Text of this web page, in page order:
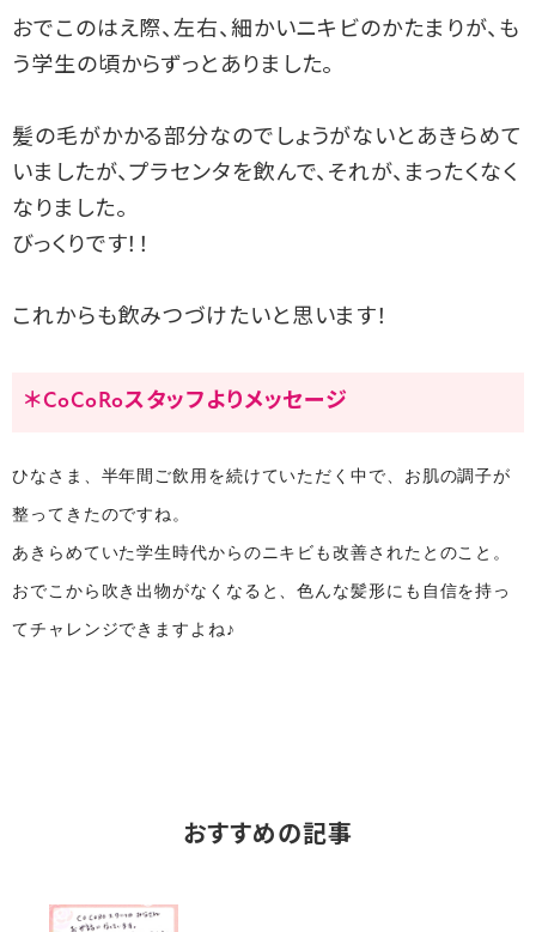
おでこのはえ際、左右、細かいニキビのかたまりが、も
う学生の頃からずっとありました。
髪の毛がかかる部分なのでしょうがないとあきらめて
いましたが、プラセンタを飲んで、 それが、まったくなく
なりました。
びっくりです！！
これからも飲みつづけたいと思います！
＊CoCoRoスタッフよりメッセージ
ひなさま、半年間ご飲用を続けていただく中で、お肌の調子が
整ってきたのですね。
あきらめていた学生時代からのニキビも改善されたとのこと。
おでこから吹き出物がなくなると、色んな髪形にも自信を持っ
てチャレンジできますよね♪
おすすめの記事